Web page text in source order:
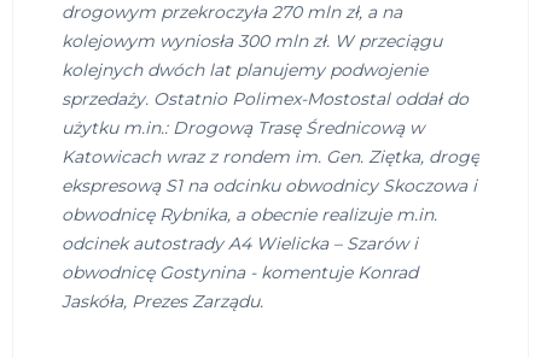
drogowym przekroczyła 270 mln zł, a na
kolejowym wyniosła 300 mln zł. W przeciągu
kolejnych dwóch lat planujemy podwojenie
sprzedaży. Ostatnio Polimex-Mostostal oddał do
użytku m.in.: Drogową Trasę Średnicową w
Katowicach wraz z rondem im. Gen. Ziętka, drogę
ekspresową S1 na odcinku obwodnicy Skoczowa i
obwodnicę Rybnika, a obecnie realizuje m.in.
odcinek autostrady A4 Wielicka – Szarów i
obwodnicę Gostynina - komentuje Konrad
Jaskóła, Prezes Zarządu.